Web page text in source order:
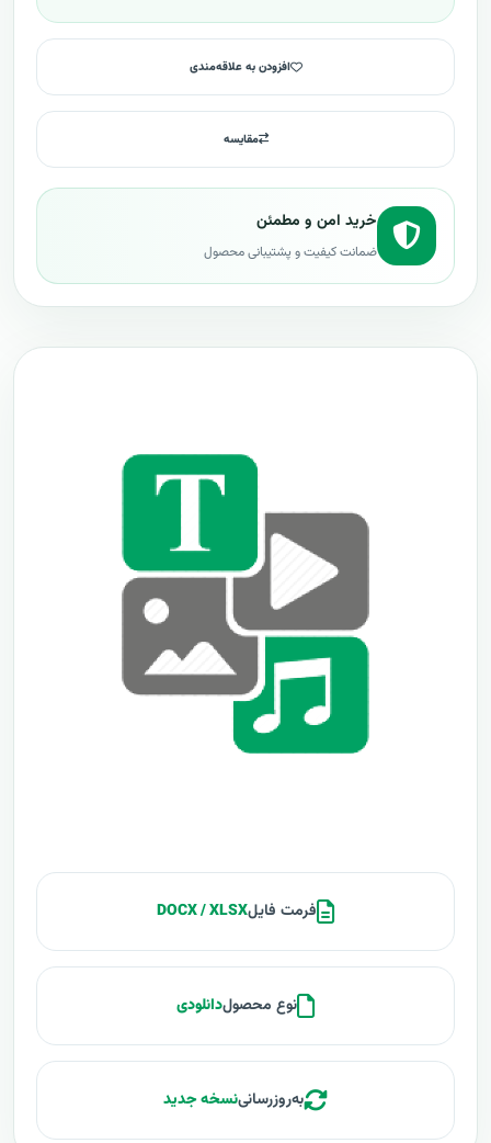
افزودن به علاقه‌مندی
مقایسه
خرید امن و مطمئن
ضمانت کیفیت و پشتیبانی محصول
فرمت فایلDOCX / XLSX
نوع محصولدانلودی
به‌روزرسانینسخه جدید